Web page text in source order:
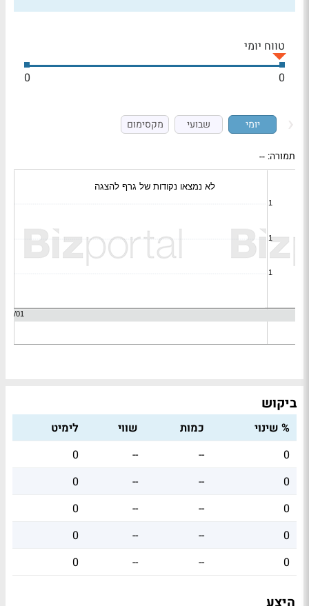
טווח יומי
0
0
יומי שבועי מקסימום
תמורה: --
ביקוש
% שינוי כמות שווי
לימיט
0
--
--
0
0
--
--
0
0
--
--
0
0
--
--
0
0
--
--
0